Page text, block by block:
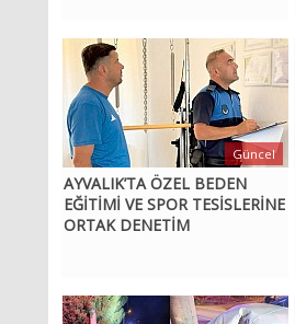
AYVALIK’TA ÖZEL BEDEN
EĞİTİMİ VE SPOR TESİSLERİNE
ORTAK DENETİM
Güncel